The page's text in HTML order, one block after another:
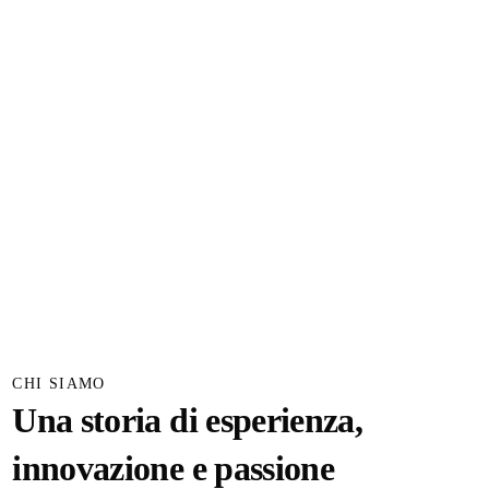
CHI SIAMO
Una storia di esperienza,
innovazione e passione